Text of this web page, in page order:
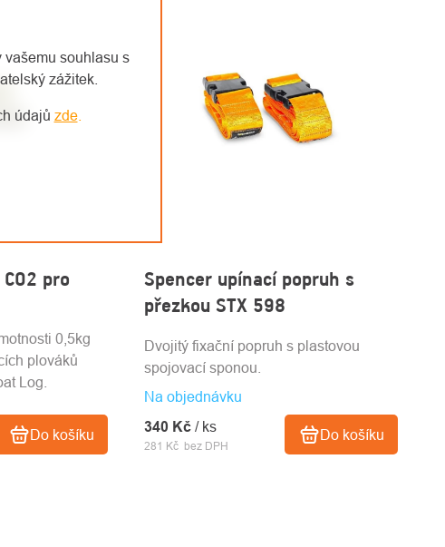
vašemu souhlasu s
zážitek.
údajů zde.
pro
Do košíku
0,5kg
plováků
Log.
Spencer upínací popruh s
přezkou STX 598
Na objednávku
281 Kč bez DPH
340 Kč / ks Do košíku
Dvojitý fixační popruh s plastovou
spojovací sponou.